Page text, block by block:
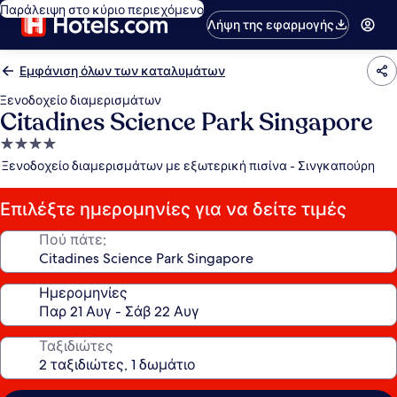
Παράλειψη στο κύριο περιεχόμενο
Λήψη της εφαρμογής
Εμφάνιση όλων των καταλυμάτων
Ξενοδοχείο διαμερισμάτων
Citadines Science Park Singapore
Κατάλυμα
με
αστέρια
Ξενοδοχείο διαμερισμάτων με εξωτερική πισίνα - Σινγκαπούρη
Επιλέξτε ημερομηνίες για να δείτε τιμές
Πού πάτε;
Ημερομηνίες
Ταξιδιώτες